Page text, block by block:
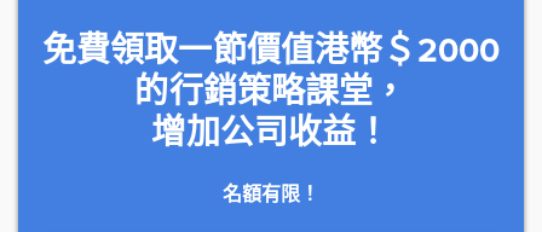
免費領取一節價值港幣＄2000
的行銷策略課堂，
增加公司收益！
名額有限！